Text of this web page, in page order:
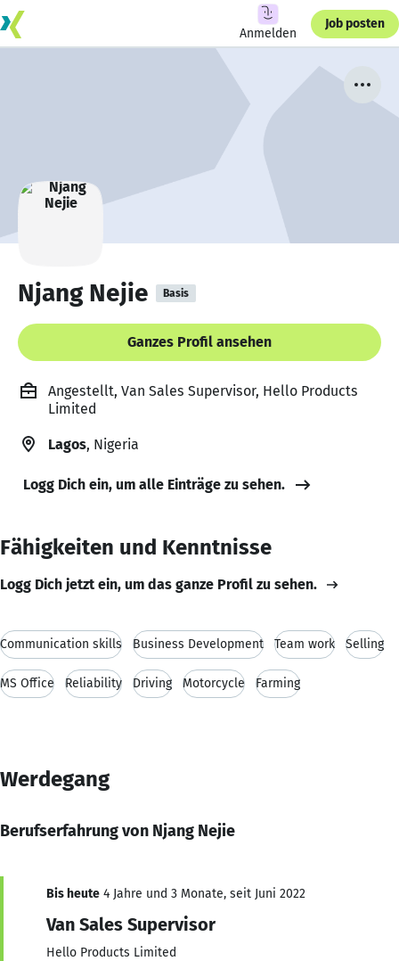
Anmelden
Job posten
Njang Nejie Basis
Ganzes Profil ansehen
Angestellt, Van Sales Supervisor, Hello Products
Limited
Lagos, Nigeria
Logg Dich ein, um alle Einträge zu sehen.
Fähigkeiten und Kenntnisse
Logg Dich jetzt ein, um das ganze Profil zu sehen.
Communication skills Business Development Team work Selling
MS Office Reliability Driving Motorcycle Farming
Werdegang
Berufserfahrung von Njang Nejie
Bis heute 4 Jahre und 3 Monate, seit Juni 2022
Van Sales Supervisor
Hello Products Limited